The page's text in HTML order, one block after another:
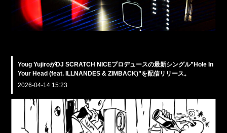
Youg YujiroがDJ SCRATCH NICEプロデュースの最新シングル”Hole In
Your Head (feat. ILLNANDES & ZIMBACK)”を配信リリース。
2026-04-14 15:23